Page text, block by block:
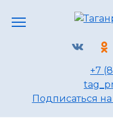
+7
Подписаться